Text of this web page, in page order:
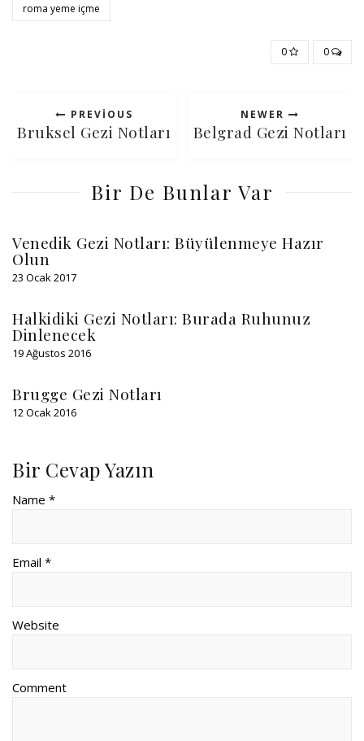
roma yeme içme
0 0
PREVIOUS
Bruksel Gezi Notları
NEWER
Belgrad Gezi Notları
Bir De Bunlar Var
Venedik Gezi Notları: Büyülenmeye Hazır
Olun
23 Ocak 2017
Halkidiki Gezi Notları: Burada Ruhunuz
Dinlenecek
19 Ağustos 2016
Brugge Gezi Notları
12 Ocak 2016
Bir Cevap Yazın
Name *
Email *
Website
Comment